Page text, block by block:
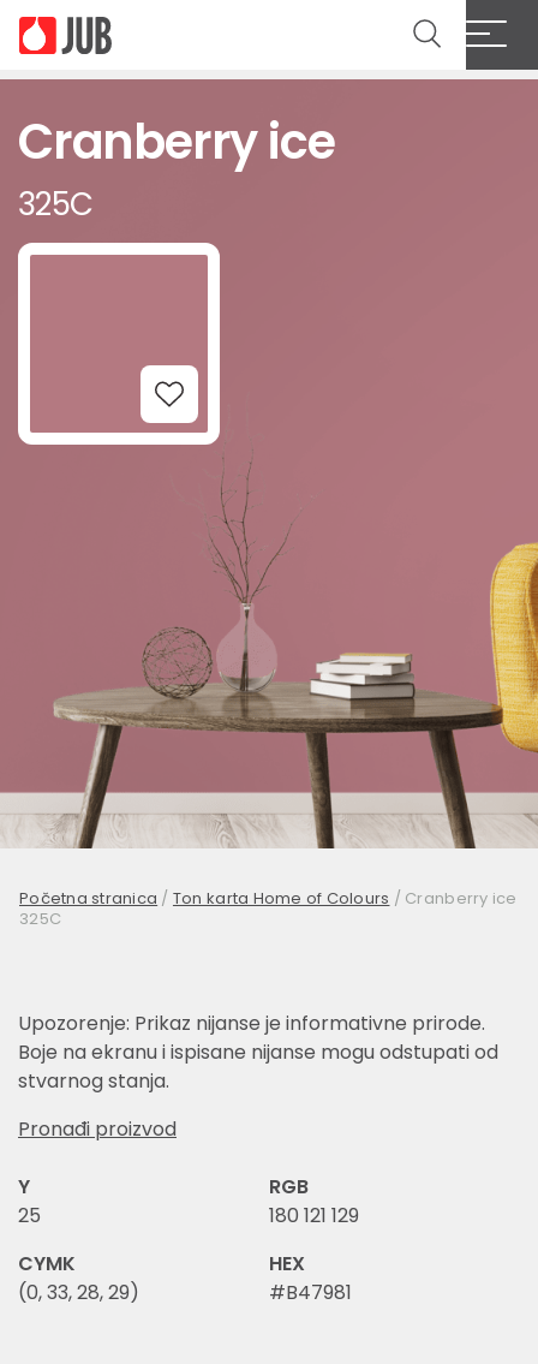
Cranberry ice
325C
Add to Wishlist
Početna stranica / Ton karta Home of Colours / Cranberry ice
325C
Upozorenje: Prikaz nijanse je informativne prirode.
Boje na ekranu i ispisane nijanse mogu odstupati od
stvarnog stanja.
Pronađi proizvod
Y
25
RGB
180 121 129
CYMK
(0, 33, 28, 29)
HEX
#B47981